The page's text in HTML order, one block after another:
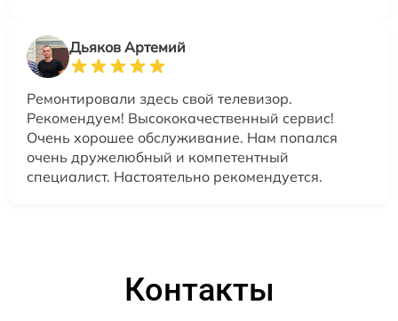
Дьяков Артемий
Ремонтировали здесь свой телевизор.
Рекомендуем! Высококачественный сервис!
Очень хорошее обслуживание. Нам попался
очень дружелюбный и компетентный
специалист. Настоятельно рекомендуется.
Контакты